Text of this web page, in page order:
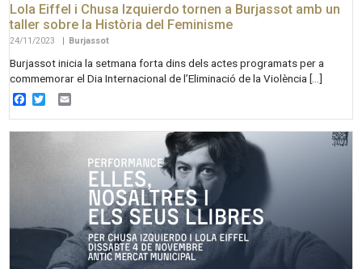
Lola Eiffel i Chusa Izquierdo tornen a Burjassot amb un
taller sobre la Història del Feminisme
24/11/2023 | Burjassot
Burjassot inicia la setmana forta dins dels actes programats per a
commemorar el Dia Internacional de l’Eliminació de la Violència […]
Facebook
Twitter